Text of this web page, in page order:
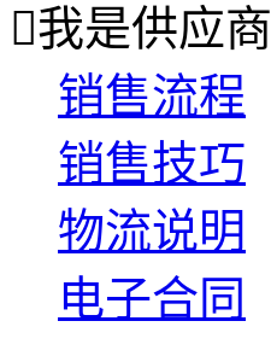
我是供应商
销售流程
销售技巧
物流说明
电子合同